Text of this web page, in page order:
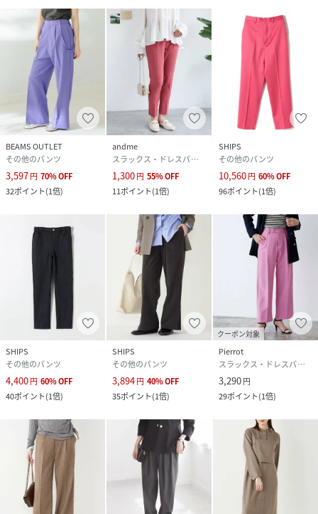
BEAMS OUTLET
その他のパンツ
3,597円 70%OFF
32ポイント(1倍)
andme
スラックス・ドレスパンツ
1,300円 55%OFF
11ポイント(1倍)
SHIPS
その他のパンツ
10,560円 60%OFF
96ポイント(1倍)
SHIPS
その他のパンツ
4,400円 60%OFF
40ポイント(1倍)
SHIPS
その他のパンツ
3,894円 40%OFF
35ポイント(1倍)
クーポン対象
Pierrot
スラックス・ドレスパンツ
3,290円
29ポイント(1倍)